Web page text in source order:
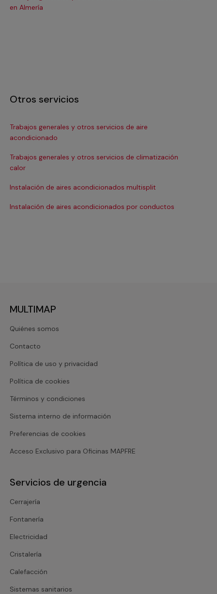
en Almería
Otros servicios
Trabajos generales y otros servicios de aire
acondicionado
Trabajos generales y otros servicios de climatización
calor
Instalación de aires acondicionados multisplit
Instalación de aires acondicionados por conductos
MULTIMAP
Quiénes somos
Contacto
Política de uso y privacidad
Política de cookies
Términos y condiciones
Sistema interno de información
Preferencias de cookies
Acceso Exclusivo para Oficinas MAPFRE
Servicios de urgencia
Cerrajería
Fontanería
Electricidad
Cristalería
Calefacción
Sistemas sanitarios